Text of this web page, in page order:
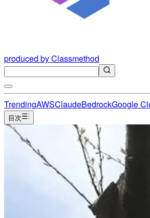
produced by Classmethod
TrendingAWSClaudeBedrockGoogle
目次